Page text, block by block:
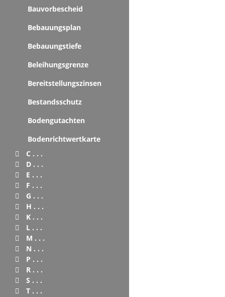
Bauvorbescheid
Bebauungsplan
Bebauungstiefe
Beleihungsgrenze
Bereitstellungszinsen
Bestandsschutz
Bodengutachten
Bodenrichtwertkarte
C . . .
D . . .
E . . .
F . . .
G . . .
H . . .
K . . .
L . . .
M . . .
N . . .
P . . .
R . . .
S . . .
T . . .